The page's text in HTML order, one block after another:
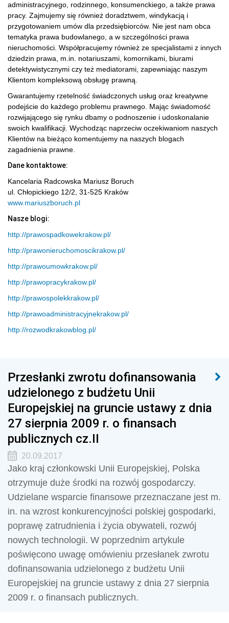
administracyjnego, rodzinnego, konsumenckiego, a także prawa
pracy. Zajmujemy się również doradztwem, windykacją i
przygotowaniem umów dla przedsiębiorców. Nie jest nam obca
tematyka prawa budowlanego, a w szczególności prawa
nieruchomości. Współpracujemy również ze specjalistami z innych
dziedzin prawa, m.in. notariuszami, komornikami, biurami
detektywistycznymi czy też mediatorami, zapewniając naszym
Klientom kompleksową obsługę prawną.
Gwarantujemy rzetelność świadczonych usług oraz kreatywne
podejście do każdego problemu prawnego. Mając świadomość
rozwijającego się rynku dbamy o podnoszenie i udoskonalanie
swoich kwalifikacji. Wychodząc naprzeciw oczekiwaniom naszych
Klientów na bieżąco komentujemy na naszych blogach
zagadnienia prawne.
Dane kontaktowe:
Kancelaria Radcowska Mariusz Boruch
ul. Chłopickiego 12/2, 31-525 Kraków
www.mariuszboruch.pl
Nasze blogi:
http://prawospadkowekrakow.pl/
http://prawonieruchomoscikrakow.pl/
http://prawoumowkrakow.pl/
http://prawopracykrakow.pl/
http://prawospolekkrakow.pl/
http://prawoadministracyjnekrakow.pl/
http://rozwodkrakowblog.pl/
Przesłanki zwrotu dofinansowania
udzielonego z budżetu Unii
Europejskiej na gruncie ustawy z dnia
27 sierpnia 2009 r. o finansach
publicznych cz.II
20.09.2017
Jako kraj członkowski Unii Europejskiej, Polska
otrzymuje duże środki na rozwój gospodarczy.
Udzielane wsparcie finansowe przeznaczane jest m.
in. na wzrost konkurencyjności polskiej gospodarki,
poprawę zatrudnienia i życia obywateli, rozwój
nowych technologii. W poprzednim artykule
poświęcono uwagę omówieniu przesłanek zwrotu
dofinansowania udzielonego z budżetu Unii
Europejskiej na gruncie ustawy z dnia 27 sierpnia
2009 r. o finansach publicznych.